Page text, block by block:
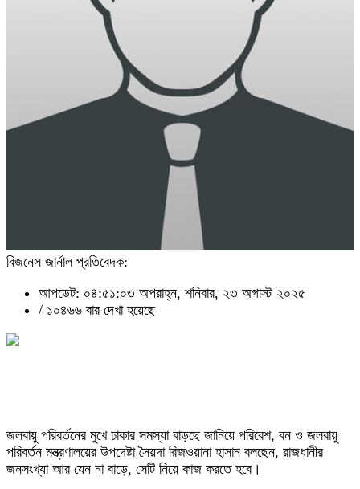
বিজনেস জার্নাল প্রতিবেদক:
আপডেট: ০৪:৫১:০৩ অপরাহ্ন, শনিবার, ২৩ অগাস্ট ২০২৫
/ ১০৪৬৬ বার দেখা হয়েছে
জলবায়ু পরিবর্তনের মুখে ঢাকার সমস্যা বাড়ছে জানিয়ে পরিবেশ, বন ও জলবায়ু
পরিবর্তন মন্ত্রণালয়ের উপদেষ্টা সৈয়দা রিজওয়ানা হাসান বলছেন, রাজধানীর
জনসংখ্যা আর যেন না বাড়ে, সেটি নিয়ে কাজ করতে হবে।